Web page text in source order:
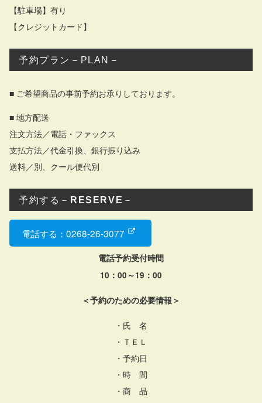
【駐車場】有り
【クレジットカード】
予約プラン－PLAN－
■ ご希望商品の事前予約お承りしております。
■ 地方配送
注文方法／電話・ファックス
支払方法／代金引換、銀行振り込み
送料／別、クール便代別
予約する－ RESERVE －
電話する：0268-26-3077
電話予約受付時間
10：00～19：00
＜予約のための必要情報＞
・氏 名
・ＴＥＬ
・予約日
・時 間
・商 品